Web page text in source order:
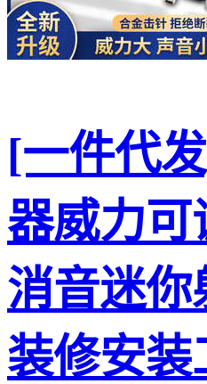
[一件代
器威力可
消音迷你
装修安装